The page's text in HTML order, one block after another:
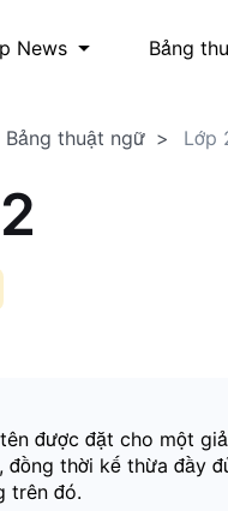
News Bảng
Bảng thuật ngữ Lớp
được đặt cho một
đồng thời kế thừa đầy
trên đó.